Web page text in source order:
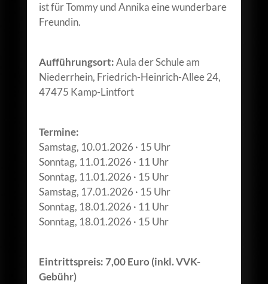
ist für Tommy und Annika eine wunderbare
Freundin.
Aufführungsort:Aula der Schule am
Niederrhein, Friedrich-Heinrich-Allee 24,
47475 Kamp-Lintfort
Termine:
Samstag, 10.01.2026 · 15 Uhr
Sonntag, 11.01.2026 · 11 Uhr
Sonntag, 11.01.2026 · 15 Uhr
Samstag, 17.01.2026 · 15 Uhr
Sonntag, 18.01.2026 · 11 Uhr
Sonntag, 18.01.2026 · 15 Uhr
Eintrittspreis: 7,00 Euro (inkl. VVK-
Gebühr)